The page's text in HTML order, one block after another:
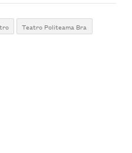
Teatro Politeama Bra